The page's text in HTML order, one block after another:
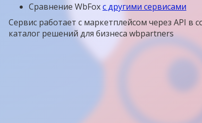
Сравнение WbFoxс другими сервисами
Сервис работает с маркетплейсом через API
каталог решений для бизнеса wbpartners